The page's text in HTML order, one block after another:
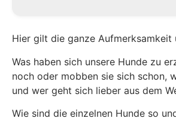
Hier gilt die ganze Aufmerksamkeit
Was haben sich unsere Hunde zu
noch oder mobben sie sich schon,
und wer geht sich lieber aus dem
Wie sind die einzelnen Hunde so